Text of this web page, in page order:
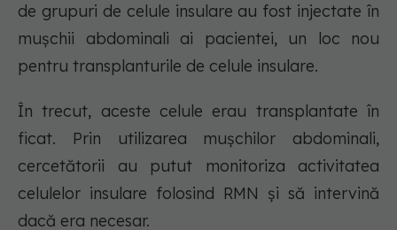
de grupuri de celule insulare au fost injectate în
mușchii abdominali ai pacientei, un loc nou
pentru transplanturile de celule insulare.
În trecut, aceste celule erau transplantate în
ficat. Prin utilizarea mușchilor abdominali,
cercetătorii au putut monitoriza activitatea
celulelor insulare folosind RMN și să intervină
dacă era necesar.